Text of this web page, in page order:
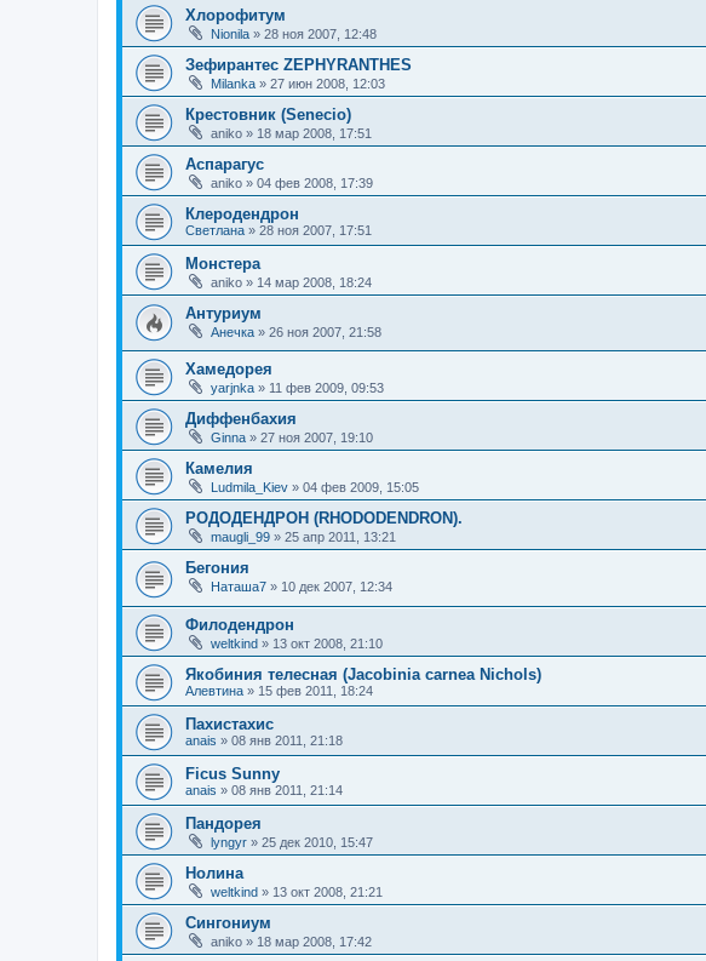
Хлорофитум
Nionila » 28 ноя 2007, 12:48
Зефирантес ZEPHYRANTHES
Milanka » 27 июн 2008, 12:03
Крестовник (Senecio)
aniko » 18 мар 2008, 17:51
Аспарагус
aniko » 04 фев 2008, 17:39
Клеродендрон
Светлана » 28 ноя 2007, 17:51
Монстера
aniko » 14 мар 2008, 18:24
Антуриум
Анечка » 26 ноя 2007, 21:58
Хамедорея
yarjnka » 11 фев 2009, 09:53
Диффенбахия
Ginna » 27 ноя 2007, 19:10
Камелия
Ludmila_Kiev » 04 фев 2009, 15:05
РОДОДЕНДРОН (RHODODENDRON).
maugli_99 » 25 апр 2011, 13:21
Бегония
Наташа7 » 10 дек 2007, 12:34
Филодендрон
weltkind » 13 окт 2008, 21:10
Якобиния телесная (Jacobinia carnea Nichols)
Алевтина » 15 фев 2011, 18:24
Пахистахис
anais » 08 янв 2011, 21:18
Ficus Sunny
anais » 08 янв 2011, 21:14
Пандорея
lyngyr » 25 дек 2010, 15:47
Нолина
weltkind » 13 окт 2008, 21:21
Сингониум
aniko » 18 мар 2008, 17:42